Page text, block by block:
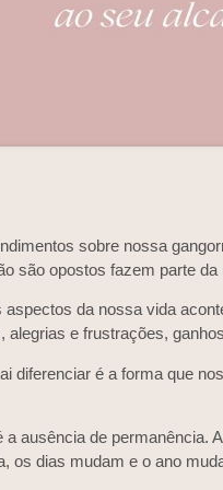
sobre nossa
são opostos fazem parte da
aspectos da nossa vida
alegrias e frustrações,
diferenciar é a forma que
a ausência de permanência.
os dias mudam e o ano